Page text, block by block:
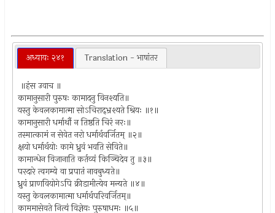
अध्यायः २४१ Translation - भाषांतर
॥हंस उवाच ॥
कामानुसारी पुरुषः कामादनु विनश्यति॥
यस्तु केवलकामात्मा सोऽचिराद्भ्रश्यते श्रियः ॥१॥
कामानुसारी धर्मार्थौ न तिष्ठति चिरं नरः॥
तस्मात्कामं न सेवेत नरो धर्मार्थवर्जितम् ॥२॥
क्षयो धर्मार्थयोः कामे ध्रुवं भवति सेविते॥
कामान्धेन विजानाति कर्तव्यं किञ्चिदेव तु ॥३॥
परदारे त्वगम्ये वा प्रपातं नावबुध्यते॥
ध्रुवं प्राणवियोगेऽपि क्रीडामीत्येव मन्यते ॥४॥
यस्तु केवलकामात्मा धर्मार्थपरिवर्जितम्॥
काममासेवते नित्यं विज्ञेयः पुरुषाधमः ॥५॥